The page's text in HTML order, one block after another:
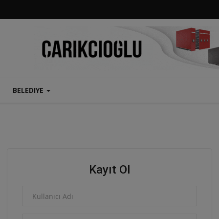
BELEDIYE
Kayıt Ol